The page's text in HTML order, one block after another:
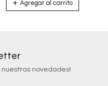
nuestras novedades!